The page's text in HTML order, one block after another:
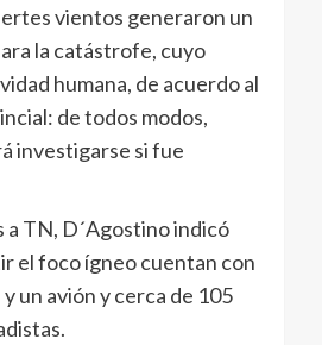
vientos generaron un
la catástrofe, cuyo
humana, de acuerdo al
de todos modos,
investigarse si fue
a TN, D´Agostino indicó
el foco ígneo cuentan con
un avión y cerca de 105